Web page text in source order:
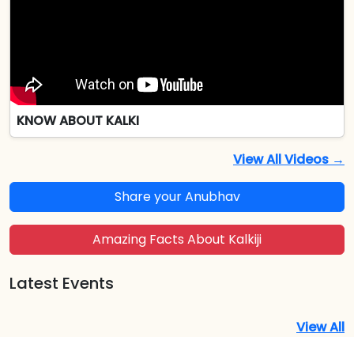
KNOW ABOUT KALKI
View All Videos →
Share your Anubhav
Amazing Facts About Kalkiji
Latest Events
View All